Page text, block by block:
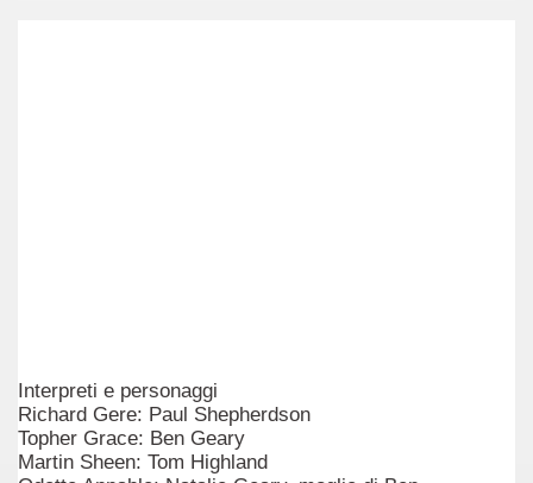
Interpreti e personaggi
Richard Gere: Paul Shepherdson
Topher Grace: Ben Geary
Martin Sheen: Tom Highland